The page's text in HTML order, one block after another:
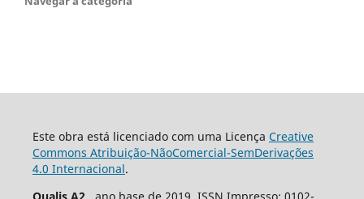
Este obra está licenciado com uma Licença Creative
Commons Atribuição-NãoComercial-SemDerivações
4.0 Internacional.
Qualis A2
, ano base de 2019. ISSN Impresso: 0102-